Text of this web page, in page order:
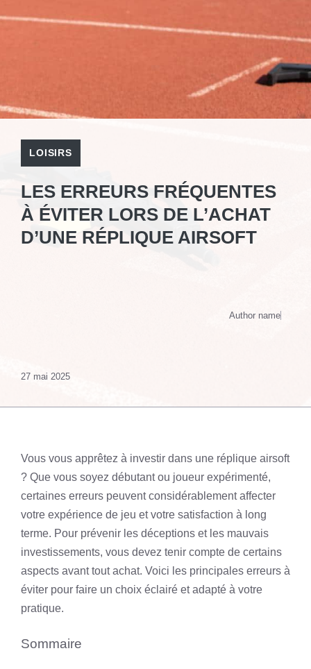
LOISIRS
LES ERREURS FRÉQUENTES
À ÉVITER LORS DE L’ACHAT
D’UNE RÉPLIQUE AIRSOFT
Author name
27 mai 2025
Vous vous apprêtez à investir dans une réplique airsoft
? Que vous soyez débutant ou joueur expérimenté,
certaines erreurs peuvent considérablement affecter
votre expérience de jeu et votre satisfaction à long
terme. Pour prévenir les déceptions et les mauvais
investissements, vous devez tenir compte de certains
aspects avant tout achat. Voici les principales erreurs à
éviter pour faire un choix éclairé et adapté à votre
pratique.
Sommaire